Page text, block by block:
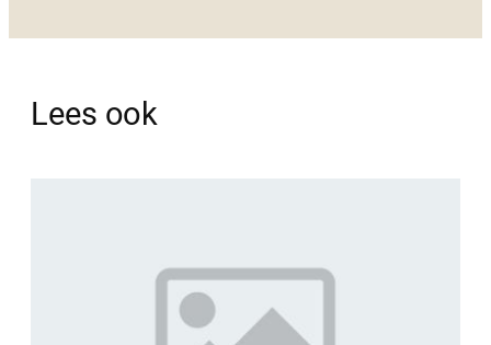
Lees ook